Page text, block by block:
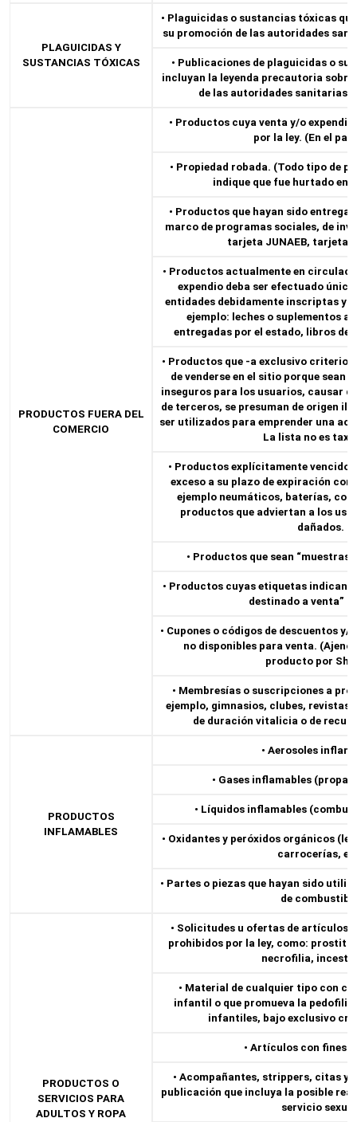
PLAGUICIDAS Y
SUSTANCIAS TÓXICAS
• Plaguicidas o sustancias tóxicas
su promoción de las autoridades
• Publicaciones de plaguicidas o
incluyan la leyenda precautoria
de las autoridades sanitarias
PRODUCTOS FUERA DEL
COMERCIO
• Productos cuya venta y/o
por la ley. (En el
• Propiedad robada. (Todo tipo de
indique que fue hurtado en
• Productos que hayan sido
marco de programas sociales, de
tarjeta JUNAEB, tarjeta
• Productos actualmente en
expendio deba ser efectuado
entidades debidamente inscriptas y
ejemplo: leches o suplementos
entregadas por el estado, libros de
• Productos que -a exclusivo criterio
de venderse en el sitio porque sean
inseguros para los usuarios, causar
de terceros, se presuman de origen
ser utilizados para emprender una
La lista no es
• Productos explícitamente vencidos
exceso a su plazo de expiración
ejemplo neumáticos, baterías,
productos que adviertan a los
dañados.
• Productos que sean
• Productos cuyas etiquetas indican
destinado a venta” o
• Cupones o códigos de descuentos
no disponibles para venta.
producto por
• Membresías o suscripciones a
ejemplo, gimnasios, clubes,
de duración vitalicia o de
PRODUCTOS
INFLAMABLES
• Aerosoles
• Gases inflamables
• Líquidos inflamables
• Oxidantes y peróxidos orgánicos
carrocerías,
• Partes o piezas que hayan sido
de
PRODUCTOS O
SERVICIOS PARA
ADULTOS Y ROPA
• Solicitudes u ofertas de artículos
prohibidos por la ley, como:
necrofilia, incesto
• Material de cualquier tipo con
infantil o que promueva la
infantiles, bajo exclusivo
• Artículos con fines
• Acompañantes, strippers, citas y
publicación que incluya la posible
servicio